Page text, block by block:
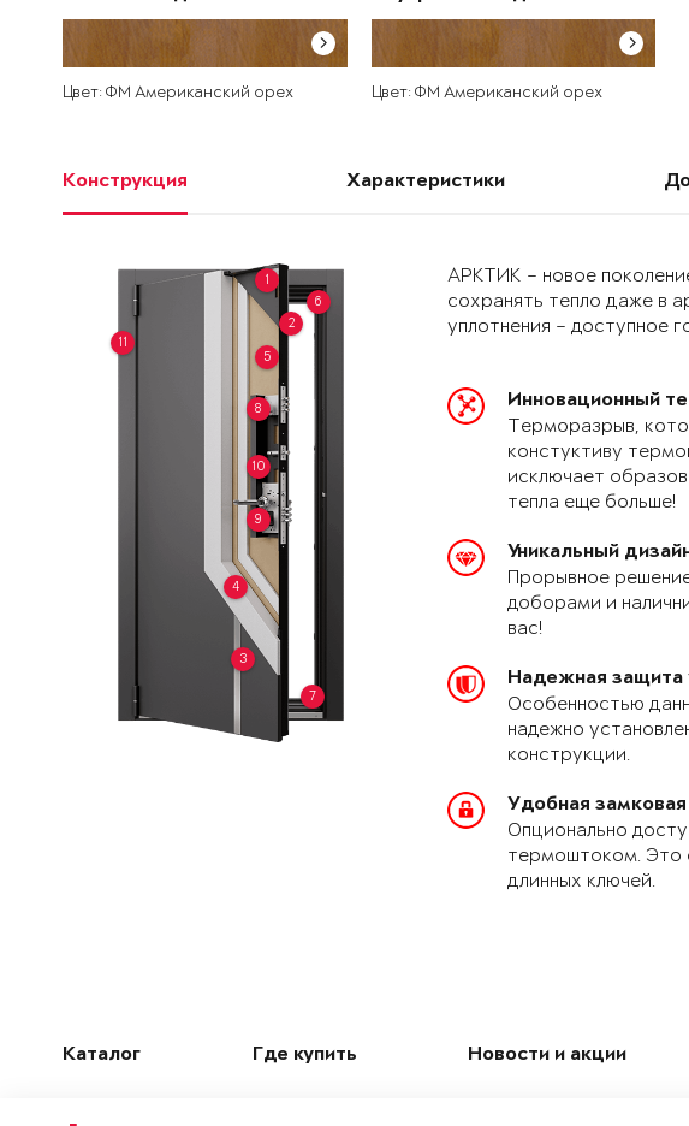
Цвет: ФМ Американский орех Цвет: ФМ Американский орех
Конструкция Характеристики
1
2
3
4
5
6
7
8
9
10
11
АРКТИК – новое
сохранять тепло даже в
уплотнения – доступное
Инновационный
Терморазрыв,
констуктиву
исключает
тепла еще больше!
Уникальный
Прорывное
доборами и
вас!
Надежная защита
Особенностью
надежно
конструкции.
Удобная
Опционально
термоштоком. Это
длинных ключей.
Каталог Где купить Новости и акции